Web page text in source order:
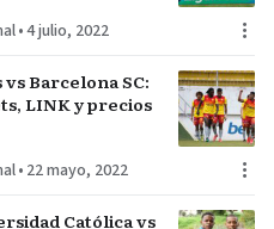
•4 julio, 2022
Barcelona SC:
LINK y precios
• 22 mayo, 2022
Católica vs